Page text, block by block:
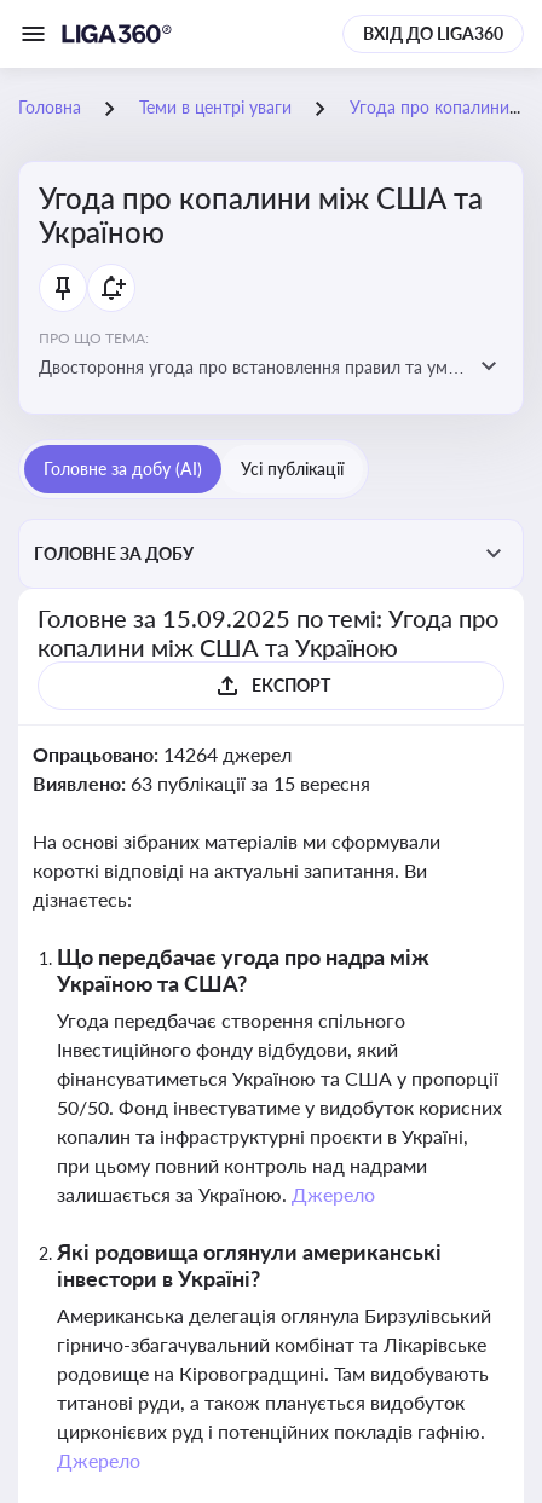
ВХІД ДО LIGA360
Головна Теми в центрі уваги Угода про копалини між США та Україною
Угода про копалини між США та
Україною
ПРО ЩО ТЕМА:
Двостороння угода про встановлення правил та умов
перспективи України
Головне за добу (AI) Усі публікації
ГОЛОВНЕ ЗА ДОБУ
Головне за 15.09.2025 по темі: Угода про
копалини між США та Україною
ЕКСПОРТ
Опрацьовано: 14264 джерел
Виявлено: 63 публікації за 15 вересня
На основі зібраних матеріалів ми сформували
короткі відповіді на актуальні запитання. Ви
дізнаєтесь:
Що передбачає угода про надра між
Україною та США?
Угода передбачає створення спільного
Інвестиційного фонду відбудови, який
фінансуватиметься Україною та США у пропорції
50/50. Фонд інвестуватиме у видобуток корисних
копалин та інфраструктурні проєкти в Україні,
при цьому повний контроль над надрами
залишається за Україною. Джерело
Які родовища оглянули американські
інвестори в Україні?
Американська делегація оглянула Бирзулівський
гірничо-збагачувальний комбінат та Лікарівське
родовище на Кіровоградщині. Там видобувають
титанові руди, а також планується видобуток
цирконієвих руд і потенційних покладів гафнію.
Джерело